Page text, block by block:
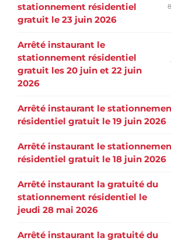
stationnement résidentiel
gratuit le 23 juin 2026
Arrêté instaurant le
stationnement résidentiel
gratuit les 20 juin et 22 juin
2026
Arrêté instaurant le
résidentiel gratuit le 19 juin 2026
Arrêté instaurant le
résidentiel gratuit le 18 juin 2026
Arrêté instaurant la gratuité du
stationnement résidentiel le
jeudi 28 mai 2026
Arrêté instaurant la gratuité du